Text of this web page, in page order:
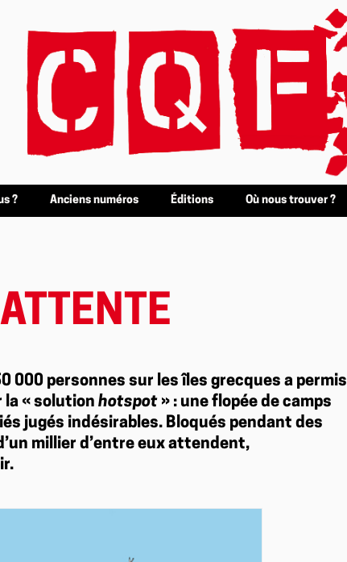
? Anciens numéros Éditions Où nous trouver ?
000 personnes sur les îles grecques a permis
la « solution hotspot » : une flopée de camps
jugés indésirables. Bloqués pendant des
millier d’entre eux attendent,